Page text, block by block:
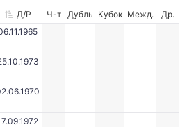
Д/Р Ч-т Дубль Кубок Межд.
Др.